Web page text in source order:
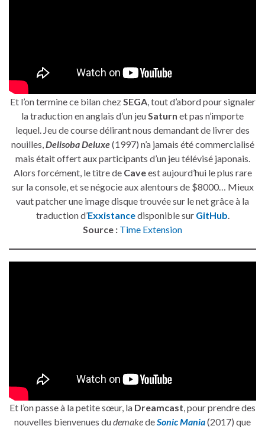
Et l’on termine ce bilan chez SEGA, tout d’abord pour signaler
la traduction en anglais d’un jeu Saturn et pas n’importe
lequel. Jeu de course délirant nous demandant de livrer des
nouilles, Delisoba Deluxe(1997) n’a jamais été commercialisé
mais était offert aux participants d’un jeu télévisé japonais.
Alors forcément, le titre de Caveest aujourd’hui le plus rare
sur la console, et se négocie aux alentours de $8000… Mieux
vaut patcher une image disque trouvée sur le net grâce à la
traduction d’Exxistancedisponible sur GitHub
Source : Time Extension
Et l’on passe à la petite sœur, la Dreamcast , pour prendre des
nouvelles bienvenues dudemakedeSonic Mania(2017) que